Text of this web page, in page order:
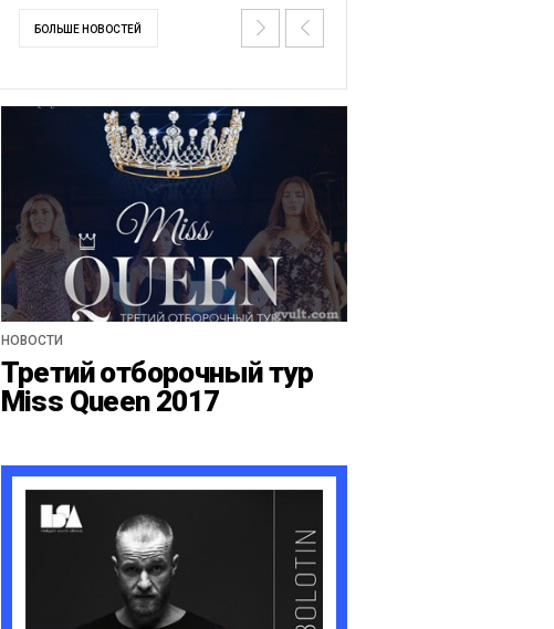
БОЛЬШЕ НОВОСТЕЙ
НОВОСТИ
Третий отборочный тур
Miss Queen 2017